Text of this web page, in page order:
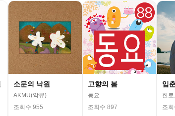
소문의 낙원
AKMU(악뮤)
조회수 955
고향의 봄
동요
조회수 897
입
한
조